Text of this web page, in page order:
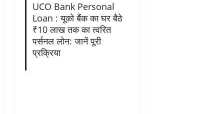
UCO Bank Personal
Loan : यूको बैंक का घर बैठे
₹10 लाख तक का त्वरित
पर्सनल लोन: जानें पूरी
प्रक्रिया